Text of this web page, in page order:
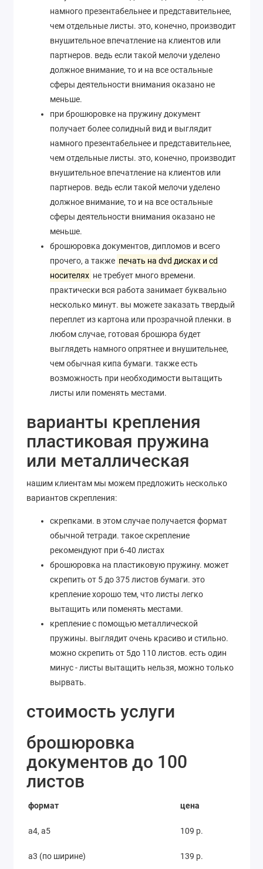
намного презентабельнее и представительнее,
чем отдельные листы. это, конечно, производит
внушительное впечатление на клиентов или
партнеров. ведь если такой мелочи уделено
должное внимание, то и на все остальные
сферы деятельности внимания оказано не
меньше.
при брошюровке на пружину документ
получает более солидный вид и выглядит
намного презентабельнее и представительнее,
чем отдельные листы. это, конечно, производит
внушительное впечатление на клиентов или
партнеров. ведь если такой мелочи уделено
должное внимание, то и на все остальные
сферы деятельности внимания оказано не
меньше.
брошюровка документов, дипломов и всего
прочего, а также печать на dvd дисках и cd
носителях не требует много времени.
практически вся работа занимает буквально
несколько минут. вы можете заказать твердый
переплет из картона или прозрачной пленки. в
любом случае, готовая брошюра будет
выглядеть намного опрятнее и внушительнее,
чем обычная кипа бумаги. также есть
возможность при необходимости вытащить
листы или поменять местами.
варианты крепления
пластиковая пружина
или металлическая
нашим клиентам мы можем предложить несколько
вариантов скрепления:
скрепками. в этом случае получается формат
обычной тетради. такое скрепление
рекомендуют при 6-40 листах
брошюровка на пластиковую пружину. может
скрепить от 5 до 375 листов бумаги. это
крепление хорошо тем, что листы легко
вытащить или поменять местами.
крепление с помощью металлической
пружины. выглядит очень красиво и стильно.
можно скрепить от 5до 110 листов. есть один
минус - листы вытащить нельзя, можно только
вырвать.
стоимость услуги
брошюровка
документов до 100
листов
формат цена
а4, а5 109 р.
а3 (по ширине) 139 р.